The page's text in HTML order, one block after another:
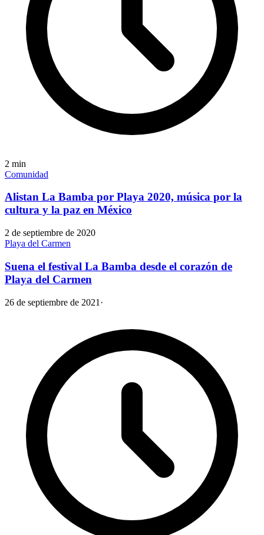
2 min
Comunidad
Alistan La Bamba por Playa 2020, música por la
cultura y la paz en México
2 de septiembre de 2020
Playa del Carmen
Suena el festival La Bamba desde el corazón de
Playa del Carmen
26 de septiembre de 2021 ·